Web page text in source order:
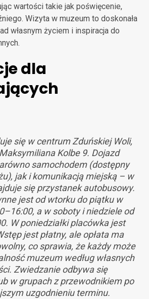
wartości takie jak poświęcenie,
Wizyta w muzeum to doskonała
własnym życiem i inspiracja do
dla
się w centrum Zduńskiej Woli,
Kolbe 9. Dojazd
samochodem (dostępny
jak i komunikacją miejską – w
się przystanek autobusowy.
jest od wtorku do piątku w
a w soboty i niedziele od
W poniedziałki placówka jest
jest płatny, ale opłata ma
co sprawia, że każdy może
muzeum według własnych
Zwiedzanie odbywa się
w grupach z przewodnikiem po
uzgodnieniu terminu.